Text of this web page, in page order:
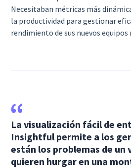
Necesitaban métricas más
la productividad para gestionar
rendimiento de sus nuevos
La visualización fácil de
Insightful permite a los
están los problemas de un
quieren hurgar en una